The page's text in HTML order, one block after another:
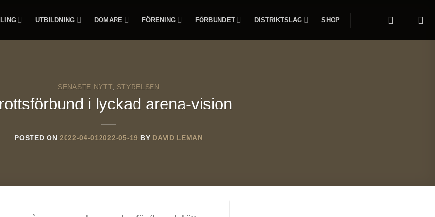
UTBILDNING DOMARE FÖRENING FÖRBUNDET DISTRIKTSLAG SHOP
SENASTE NYTT, STYRELSEN
i lyckad arena-vision
POSTED ON2022-04-012022-05-19 BY DAVID LEMAN